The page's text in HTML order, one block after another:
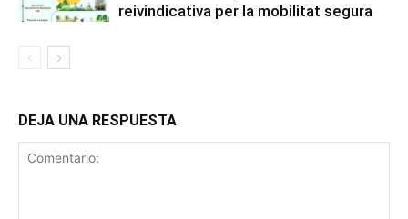
reivindicativa per la mobilitat segura
DEJA UNA RESPUESTA